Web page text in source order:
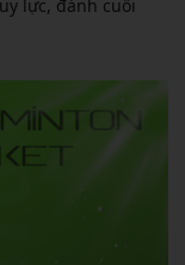
lực, đánh cuối